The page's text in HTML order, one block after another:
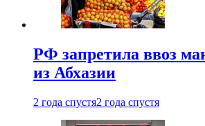
РФ запретила ввоз
из Абхазии
2 года спустя2 года спустя